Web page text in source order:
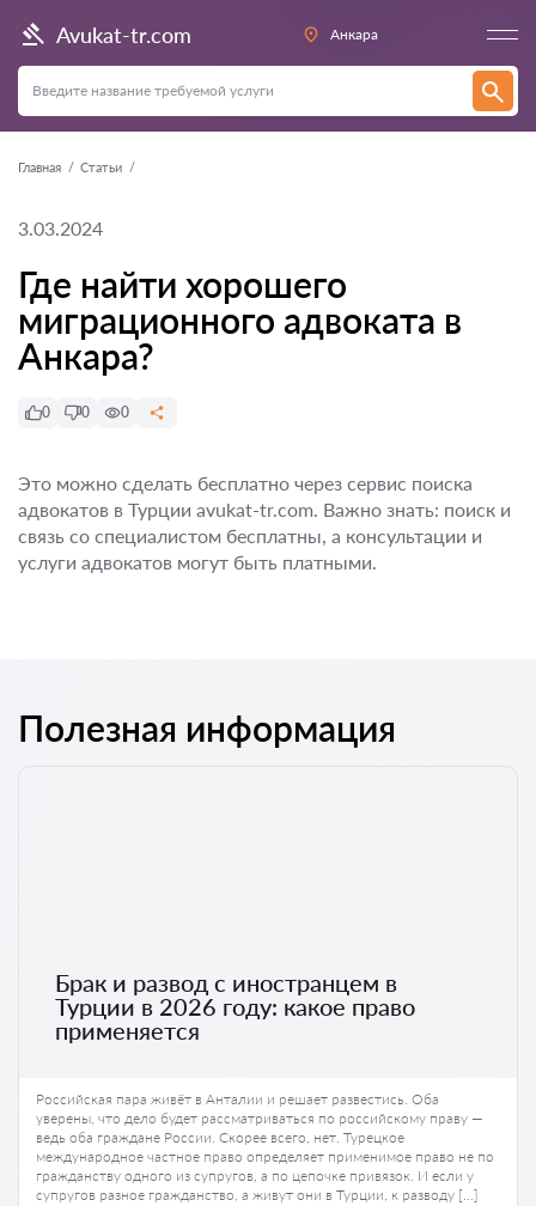
Avukat-tr.com Анкара
Главная Статьи
3.03.2024
Где найти хорошего
миграционного адвоката в
Анкара?
0 0 0
Это можно сделать бесплатно через сервис поиска
адвокатов в Турции avukat-tr.com. Важно знать: поиск и
связь со специалистом бесплатны, а консультации и
услуги адвокатов могут быть платными.
Полезная информация
Брак и развод с иностранцем в
Турции в 2026 году: какое право
применяется
Российская пара живёт в Анталии и решает развестись. Оба
уверены, что дело будет рассматриваться по российскому праву —
ведь оба граждане России. Скорее всего, нет. Турецкое
международное частное право определяет применимое право не по
гражданству одного из супругов, а по цепочке привязок. И если у
супругов разное гражданство, а живут они в Турции, к разводу […]